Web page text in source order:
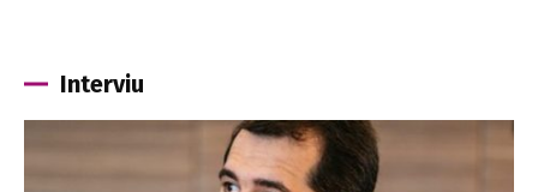
Interviu